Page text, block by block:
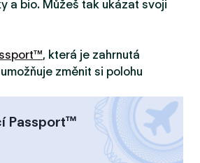
a bio. Můžeš tak ukázat svoji
, která je zahrnutá
změnit si polohu
Passport™